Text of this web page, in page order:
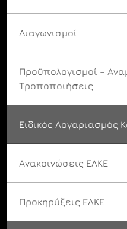
Διαγωνισμοί
Προϋπολογισμοί –
Τροποποιήσεις
Ειδικός Λογαριασμός
Ανακοινώσεις ΕΛΚΕ
Προκηρύξεις ΕΛΚΕ